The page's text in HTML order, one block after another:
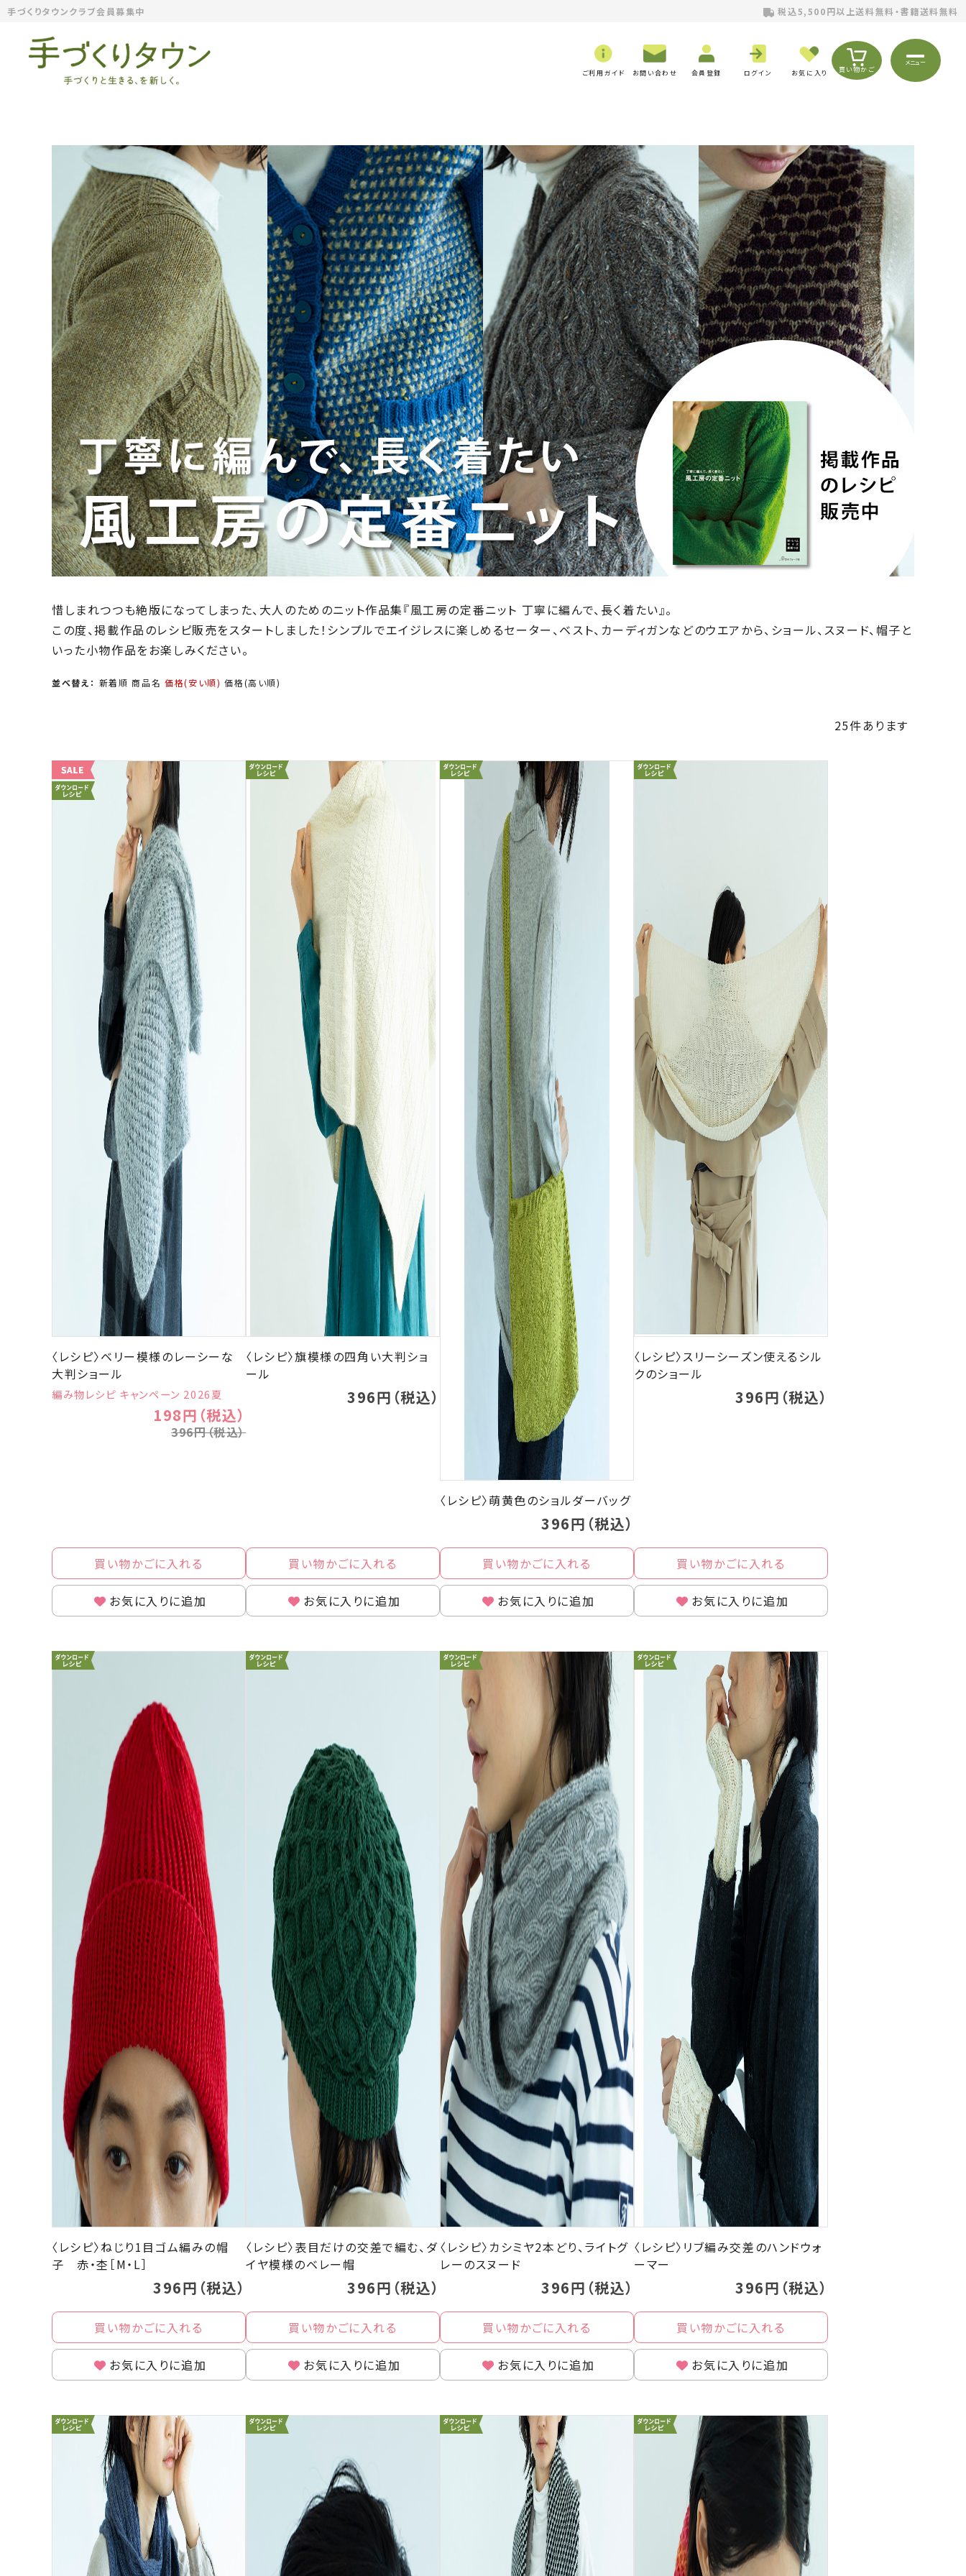
手づくりタウンクラブ会員募集中 税込5,500円以上送料無料・書籍送料無料
ご利用ガイド お問い合わせ 会員登録 ログイン お気に入り 買い物かご
メニュー
惜しまれつつも絶版になってしまった、大人のためのニット作品集『風工房の定番ニット 丁寧に編んで、長く着たい』。
この度、掲載作品のレシピ販売をスタートしました！シンプルでエイジレスに楽しめるセーター、ベスト、カーディガンなどのウエアから、ショール、スヌード、帽子と
いった小物作品をお楽しみください。
並べ替え： 新着順 商品名 価格(安い順) 価格(高い順)
25件あります
〈レシピ〉ベリー模様のレーシーな
大判ショール
編み物レシピ キャンペーン 2026夏
198円（税込）
396円（税込）
買い物かごに入れる
お気に入りに追加
〈レシピ〉旗模様の四角い大判ショ
ール
396円（税込）
買い物かごに入れる
お気に入りに追加
〈レシピ〉萌黄色のショルダーバッグ
396円（税込）
買い物かごに入れる
お気に入りに追加
〈レシピ〉スリーシーズン使えるシル
クのショール
396円（税込）
買い物かごに入れる
お気に入りに追加
〈レシピ〉ねじり1目ゴム編みの帽
子 赤・杢［M・L］
396円（税込）
買い物かごに入れる
お気に入りに追加
〈レシピ〉表目だけの交差で編む、ダ
イヤ模様のベレー帽
396円（税込）
買い物かごに入れる
お気に入りに追加
〈レシピ〉カシミヤ2本どり、ライトグ
レーのスヌード
396円（税込）
買い物かごに入れる
お気に入りに追加
〈レシピ〉リブ編み交差のハンドウォ
ーマー
396円（税込）
買い物かごに入れる
お気に入りに追加